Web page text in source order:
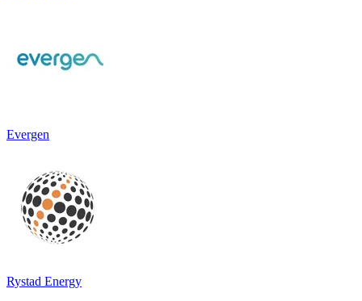
Evergen
Rystad Energy